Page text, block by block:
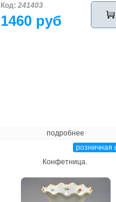
Код: 241403
1460 руб
подробнее
розничная
Конфетница.